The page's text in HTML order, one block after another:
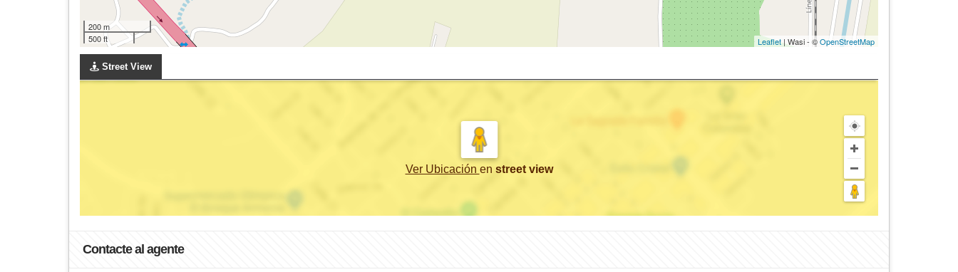
200 m
500 ft
Leaflet | Wasi - ©OpenStreetMap
Street View
Ver Ubicación en street view
Contacte al agente